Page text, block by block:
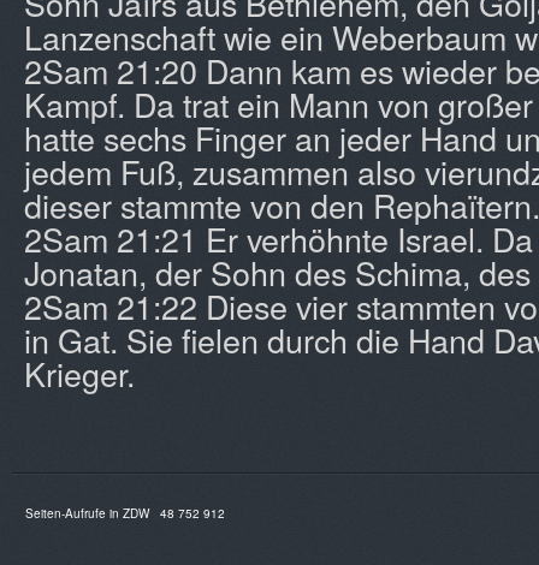
Lanzenschaft wie ein Weberbaum
2Sam 21:20 Dann kam es wieder
Kampf. Da trat ein Mann von
hatte sechs Finger an jeder Hand
jedem Fuß, zusammen also
dieser stammte von den Rephaïtern.
2Sam 21:21 Er verhöhnte Israel.
Jonatan, der Sohn des Schima,
2Sam 21:22 Diese vier stammten
in Gat. Sie fielen durch die Hand
Krieger.
Seiten-Aufrufe in ZDW 48 752 912